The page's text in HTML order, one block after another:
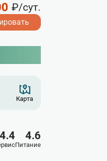
₽/сут.
Карта
4.4 4.6
Питание